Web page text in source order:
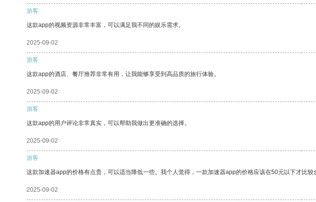
游客
这款app的视频资源非常丰富，可以满足我不同的娱乐需求。
2025-09-02
游客
这款app的酒店、餐厅推荐非常有用，让我能够享受到高品质的旅行体验。
2025-09-02
游客
这款app的用户评论非常真实，可以帮助我做出更准确的选择。
2025-09-02
游客
这款加速器app的价格有点贵，可以适当降低一些。我个人觉得，一款加速器app的价格应该在50元以下才比较
2025-09-02